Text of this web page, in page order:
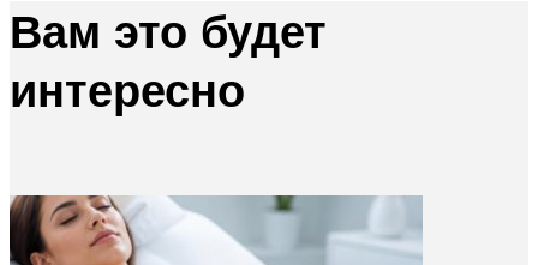
Вам это будет
интересно